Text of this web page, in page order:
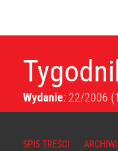
Wydanie: 22/2006
SPIS TREŚCI